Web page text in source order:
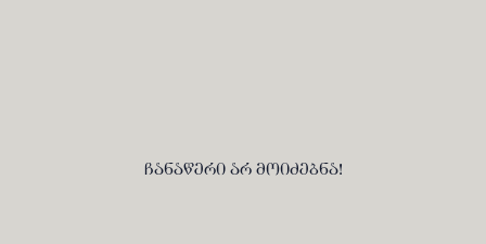
ჩანაწერი არ მოიძებნა!